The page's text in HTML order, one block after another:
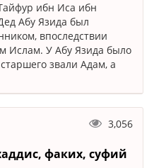
ибн Иса ибн
Абу Язида был
впоследствии
Ислам. У Абу Язида было
звали Адам, а
3,056
факих, суфий